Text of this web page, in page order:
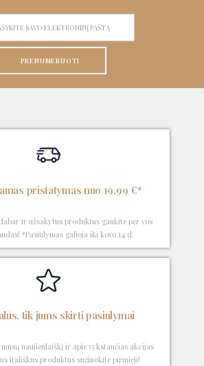
PRENUMERUOTI
pristatymas nuo 19,99 €*
ir užsakytus produktus gaukite per vos
*Pasiūlymas galioja iki kovo 14 d.
tik jums skirti pasiūlymai
naujienlaiškį ir apie vykstančias akcijas
itališkus produktus sužinokite pirmieji!